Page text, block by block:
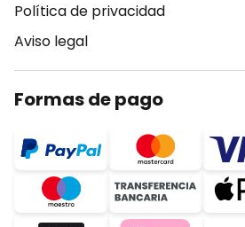
Política de privacidad
Aviso legal
Formas de pago